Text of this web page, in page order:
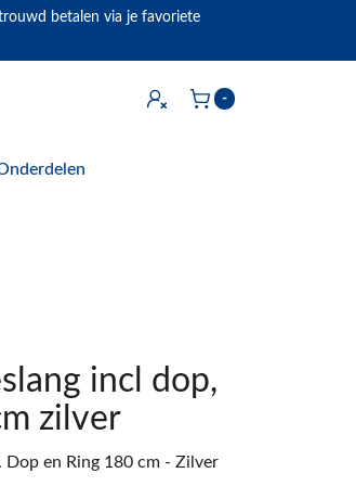
betalen via je favoriete
Inloggen -
incl dop,
zilver
Dop en Ring 180 cm - Zilver